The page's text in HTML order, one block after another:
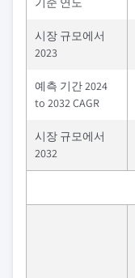
시장 규모에서
2023
예측 기간 2024
to 2032 CAGR
시장 규모에서
2032